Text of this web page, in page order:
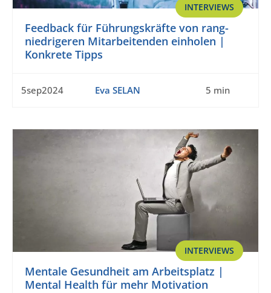
INTERVIEWS
Feedback für Führungskräfte von rang-
niedrigeren Mitarbeitenden einholen |
Konkrete Tipps
5sep2024 Eva SELAN 5 min
INTERVIEWS
Mentale Gesundheit am Arbeitsplatz |
Mental Health für mehr Motivation